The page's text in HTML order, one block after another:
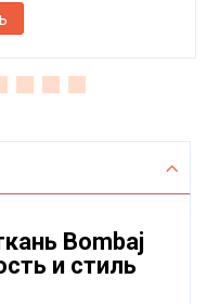
Bombaj
и стиль